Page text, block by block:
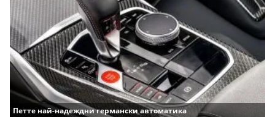
Петте най-надеждни германски автоматика